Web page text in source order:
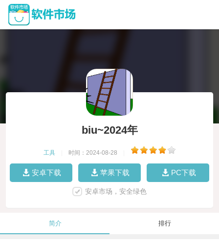
biu~2024年
工具 时间：2024-08-28
安卓下载 苹果下载 PC下载
安卓市场，安全绿色
简介 排行